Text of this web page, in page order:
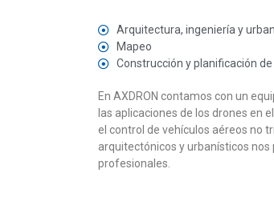
Arquitectura, ingeniería y
Mapeo
Construcción y planificación
En AXDRON contamos con un
las aplicaciones de los drones en
el control de vehículos aéreos no
arquitectónicos y urbanísticos
profesionales.